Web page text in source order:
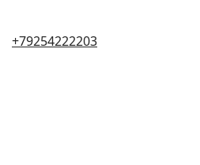
+79254222203